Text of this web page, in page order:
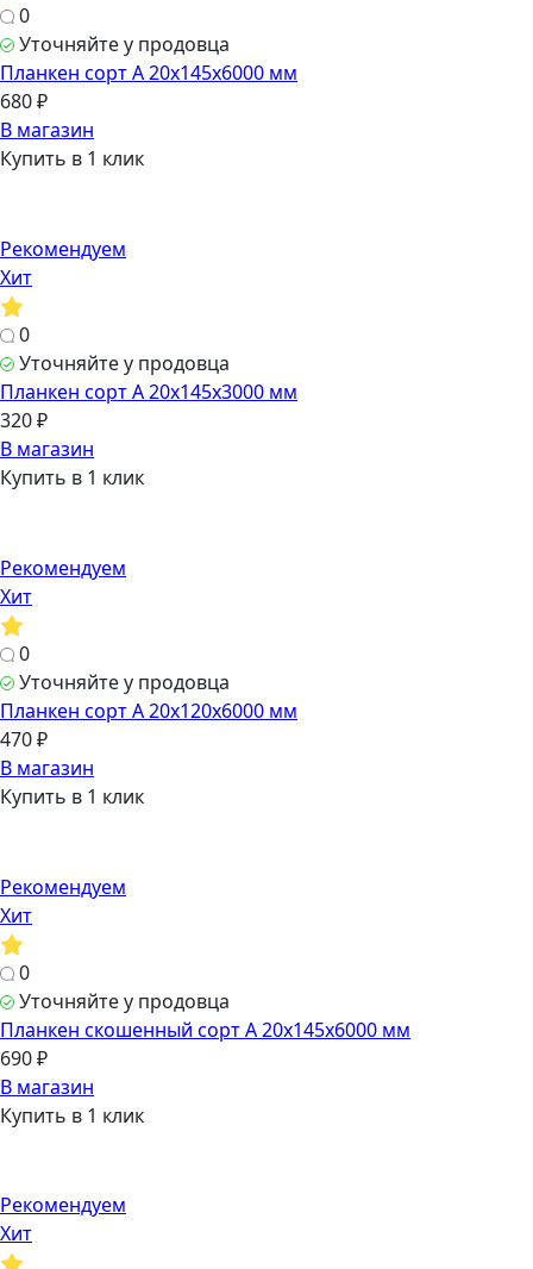
0
Уточняйте у продовца
Планкен сорт А 20х145х6000 мм
680 ₽
В магазин
Купить в 1 клик
Рекомендуем
Хит
0
Уточняйте у продовца
Планкен сорт А 20х145х3000 мм
320 ₽
В магазин
Купить в 1 клик
Рекомендуем
Хит
0
Уточняйте у продовца
Планкен сорт А 20х120х6000 мм
470 ₽
В магазин
Купить в 1 клик
Рекомендуем
Хит
0
Уточняйте у продовца
Планкен скошенный сорт А 20х145х6000 мм
690 ₽
В магазин
Купить в 1 клик
Рекомендуем
Хит